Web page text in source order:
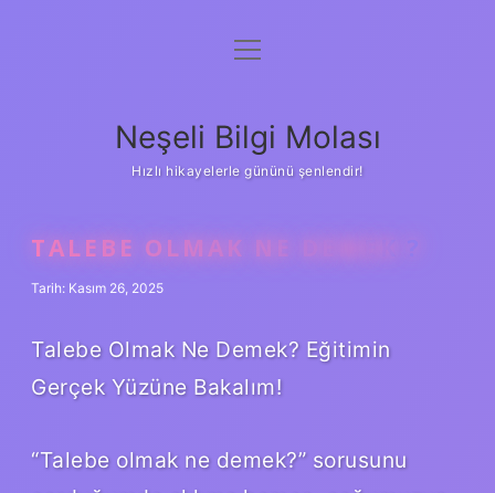
Anasayfa
Yasal Uyarı
menüyü
Neşeli Bilgi Molası
Hızlı hikayelerle gününü şenlendir!
TALEBE OLMAK NE DEMEK ?
Tarih: Kasım 26, 2025
Talebe Olmak Ne Demek? Eğitimin
Gerçek Yüzüne Bakalım!
“Talebe olmak ne demek?” sorusunu